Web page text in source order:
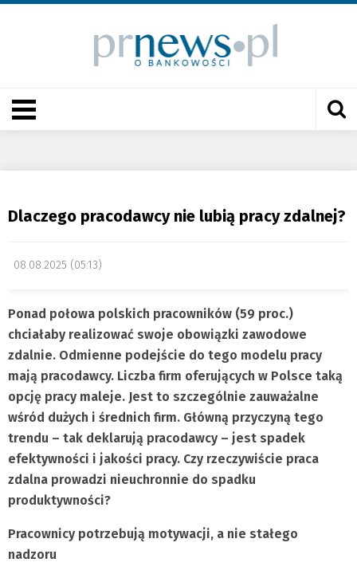
Dlaczego pracodawcy nie lubią pracy zdalnej?
08.08.2025 (05:13)
Ponad połowa polskich pracowników (59 proc.)
chciałaby realizować swoje obowiązki zawodowe
zdalnie. Odmienne podejście do tego modelu pracy
mają pracodawcy. Liczba firm oferujących w Polsce taką
opcję pracy maleje. Jest to szczególnie zauważalne
wśród dużych i średnich firm. Główną przyczyną tego
trendu – tak deklarują pracodawcy – jest spadek
efektywności i jakości pracy. Czy rzeczywiście praca
zdalna prowadzi nieuchronnie do spadku
produktywności?
Pracownicy potrzebują motywacji, a nie stałego
nadzoru